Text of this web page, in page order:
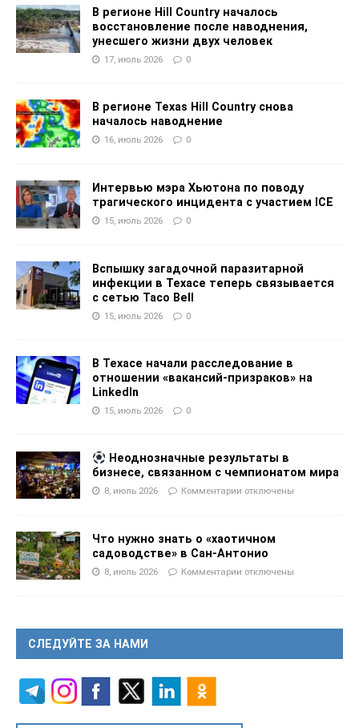
В регионе Hill Country началось
восстановление после наводнения,
унесшего жизни двух человек
17, июль 2026 0
В регионе Texas Hill Country снова
началось наводнение
16, июль 2026 0
Интервью мэра Хьютона по поводу
трагического инцидента с участием ICE
15, июль 2026 0
Вспышку загадочной паразитарной
инфекции в Техасе теперь связывается
с сетью Taco Bell
15, июль 2026 0
В Техасе начали расследование в
отношении «вакансий-призраков» на
LinkedIn
15, июль 2026 0
Неоднозначные результаты в
бизнесе, связанном с чемпионатом мира
8, июль 2026 Комментарии отключены
Что нужно знать о «хаотичном
садоводстве» в Сан-Антонио
8, июль 2026 Комментарии отключены
СЛЕДУЙТЕ ЗА НАМИ